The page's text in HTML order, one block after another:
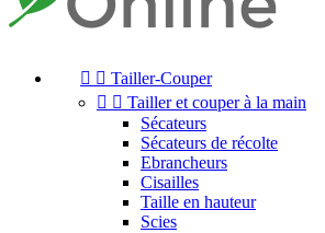
  Tailler-Couper
  Tailler et couper à la main
Sécateurs
Sécateurs de récolte
Ebrancheurs
Cisailles
Taille en hauteur
Scies